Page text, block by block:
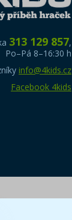
313 129 857,
Po–Pá 8–16:30 h
info@4kids.cz
Facebook 4kids